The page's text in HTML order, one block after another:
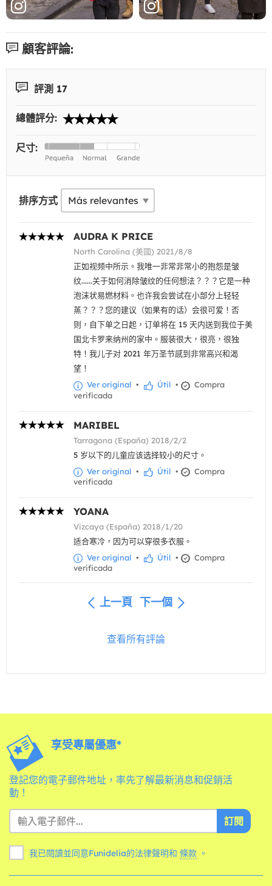
顧客評論:
評測 17
總體評分:
尺寸:
排序方式
AUDRA K PRICE
North Carolina (美國) 2021/8/8
正如视频中所示。我唯一非常非常小的抱怨是皱
纹......关于如何消除皱纹的任何想法？？？它是一种
泡沫状易燃材料。也许我会尝试在小部分上轻轻
蒸？？？您的建议（如果有的话）会很可爱！否
则，自下单之日起，订单将在 15 天内送到我位于美
国北卡罗来纳州的家中。服装很大，很亮，很独
特！我儿子对 2021 年万圣节感到非常高兴和渴
望！
Ver original • Útil •
Compra
verificada
MARIBEL
Tarragona (España) 2018/2/2
5 岁以下的儿童应该选择较小的尺寸。
Ver original • Útil •
Compra
verificada
YOANA
Vizcaya (España) 2018/1/20
适合寒冷，因为可以穿很多衣服。
Ver original • Útil •
Compra
verificada
上一頁 下一個
查看所有評論
享受專屬優惠*
登記您的電子郵件地址，率先了解最新消息和促銷活
動！
訂閱
我已閱讀並同意Funidelia的法律聲明和 條款 。